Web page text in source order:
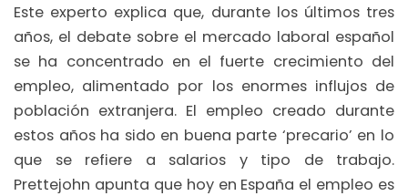
Este experto explica que, durante los últimos tres
años, el debate sobre el mercado laboral español
se ha concentrado en el fuerte crecimiento del
empleo, alimentado por los enormes influjos de
población extranjera. El empleo creado durante
estos años ha sido en buena parte ‘precario’ en lo
que se refiere a salarios y tipo de trabajo.
Prettejohn apunta que hoy en España el empleo es